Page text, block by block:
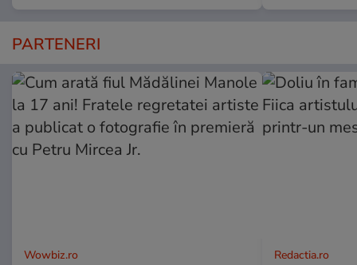
PARTENERI
Wowbiz.ro Redactia.ro